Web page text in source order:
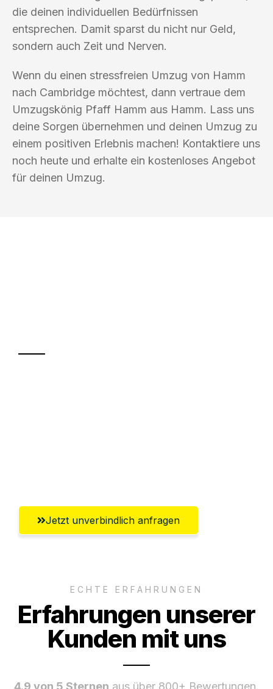
die deinen individuellen Bedürfnissen
entsprechen. Damit sparst du nicht nur Geld,
sondern auch Zeit und Nerven.
Wenn du einen stressfreien Umzug von Hamm
nach Cambridge möchtest, dann vertraue dem
Umzugskönig Pfaff Hamm aus Hamm. Lass uns
deine Sorgen übernehmen und deinen Umzug zu
einem positiven Erlebnis machen! Kontaktiere uns
noch heute und erhalte ein kostenloses Angebot
für deinen Umzug.
Jetzt unverbindlich anfragen
ECHTE ERFAHRUNGEN
Erfahrungen unserer
Kunden mit uns
4.9 von 5 Sternen aus über 800+ Bewertungen.